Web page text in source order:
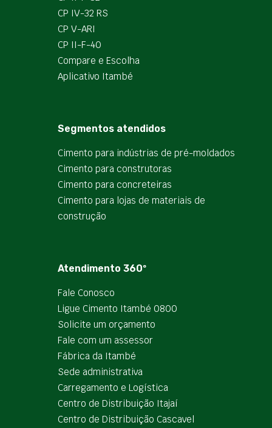
CP IV-32 RS
CP V-ARI
CP II-F-40
Compare e Escolha
Aplicativo Itambé
Segmentos atendidos
Cimento para indústrias de pré-moldados
Cimento para construtoras
Cimento para concreteiras
Cimento para lojas de materiais de
construção
Atendimento 360º
Fale Conosco
Ligue Cimento Itambé 0800
Solicite um orçamento
Fale com um assessor
Fábrica da Itambé
Sede administrativa
Carregamento e Logística
Centro de Distribuição Itajaí
Centro de Distribuição Cascavel